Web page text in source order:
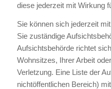
diese jederzeit mit Wirkung
Sie können sich jederzeit
Sie zuständige
Aufsichtsbehörde richtet
Wohnsitzes, Ihrer Arbeit
Verletzung. Eine Liste der
nichtöffentlichen Bereich)